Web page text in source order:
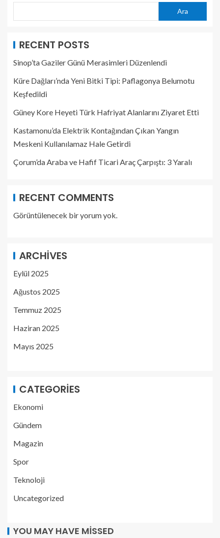
Ara
RECENT POSTS
Sinop’ta Gaziler Günü Merasimleri Düzenlendi
Küre Dağları’nda Yeni Bitki Tipi: Paflagonya Belumotu
Keşfedildi
Güney Kore Heyeti Türk Hafriyat Alanlarını Ziyaret Etti
Kastamonu’da Elektrik Kontağından Çıkan Yangın
Meskeni Kullanılamaz Hale Getirdi
Çorum’da Araba ve Hafif Ticari Araç Çarpıştı: 3 Yaralı
RECENT COMMENTS
Görüntülenecek bir yorum yok.
ARCHIVES
Eylül 2025
Ağustos 2025
Temmuz 2025
Haziran 2025
Mayıs 2025
CATEGORIES
Ekonomi
Gündem
Magazin
Spor
Teknoloji
Uncategorized
YOU MAY HAVE MISSED